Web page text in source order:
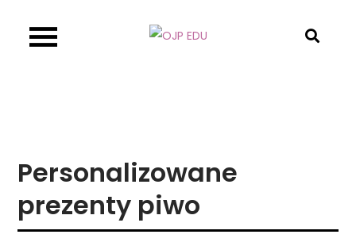
Personalizowane
prezenty piwo